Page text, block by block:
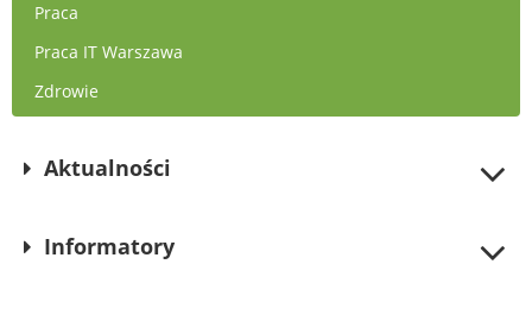
Praca
Praca IT Warszawa
Zdrowie
Aktualności
Informatory